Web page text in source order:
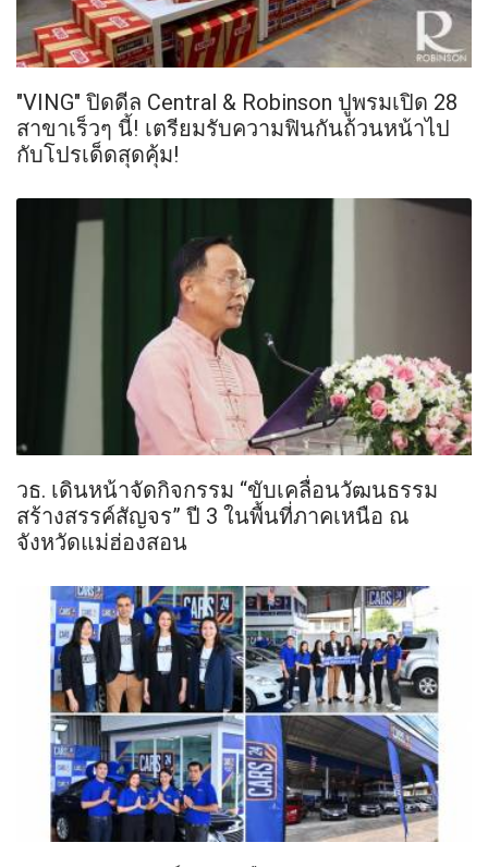
"VING" ปิดดีล Central & Robinson ปูพรมเปิด 28
สาขาเร็วๆ นี้! เตรียมรับความฟินกันถ้วนหน้าไป
กับโปรเด็ดสุดคุ้ม!
วธ. เดินหน้าจัดกิจกรรม “ขับเคลื่อนวัฒนธรรม
สร้างสรรค์สัญจร” ปี 3 ในพื้นที่ภาคเหนือ ณ
จังหวัดแม่ฮ่องสอน